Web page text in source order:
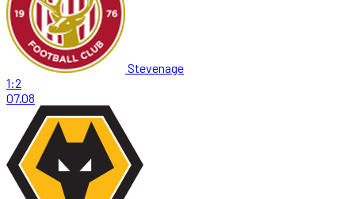
Stevenage
1:2
07.08